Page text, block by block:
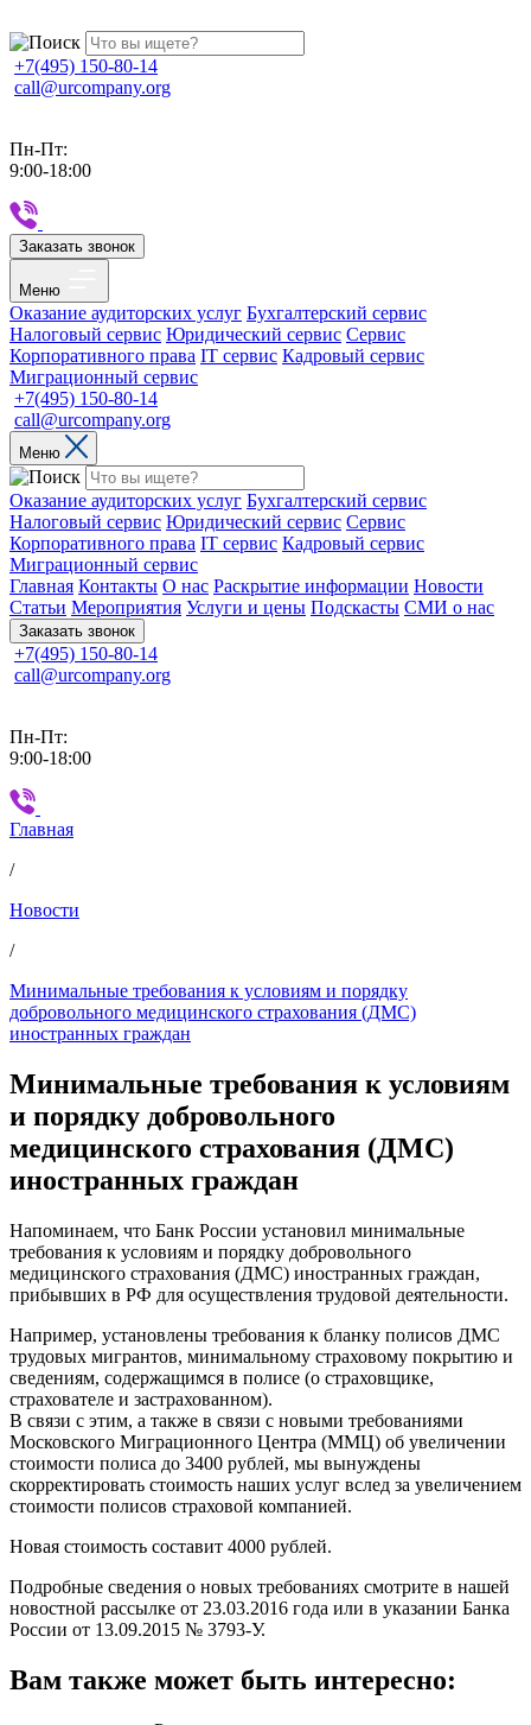
+7(495) 150-80-14
call@urcompany.org
Пн-Пт:
9:00-18:00
Заказать звонок
Меню
Оказание аудиторских услуг Бухгалтерский сервис
Налоговый сервис Юридический сервис Сервис
Корпоративного права IT сервис Кадровый сервис
Миграционный сервис
+7(495) 150-80-14
call@urcompany.org
Меню
Оказание аудиторских услуг Бухгалтерский сервис
Налоговый сервис Юридический сервис Сервис
Корпоративного права IT сервис Кадровый сервис
Миграционный сервис
Главная Контакты О нас Раскрытие информации Новости
Статьи Мероприятия Услуги и цены Подскасты СМИ о нас
Заказать звонок
+7(495) 150-80-14
call@urcompany.org
Пн-Пт:
9:00-18:00
Главная
/
Новости
/
Минимальные требования к условиям и порядку
добровольного медицинского страхования (ДМС)
иностранных граждан
Минимальные требования к условиям
и порядку добровольного
медицинского страхования (ДМС)
иностранных граждан
Напоминаем, что Банк России установил минимальные
требования к условиям и порядку добровольного
медицинского страхования (ДМС) иностранных граждан,
прибывших в РФ для осуществления трудовой деятельности.
Например, установлены требования к бланку полисов ДМС
трудовых мигрантов, минимальному страховому покрытию и
сведениям, содержащимся в полисе (о страховщике,
страхователе и застрахованном).
В связи с этим, а также в связи с новыми требованиями
Московского Миграционного Центра (ММЦ) об увеличении
стоимости полиса до 3400 рублей, мы вынуждены
скорректировать стоимость наших услуг вслед за увеличением
стоимости полисов страховой компанией.
Новая стоимость составит 4000 рублей.
Подробные сведения о новых требованиях смотрите в нашей
новостной рассылке от 23.03.2016 года или в указании Банка
России от 13.09.2015 № 3793-У.
Вам также может быть интересно: